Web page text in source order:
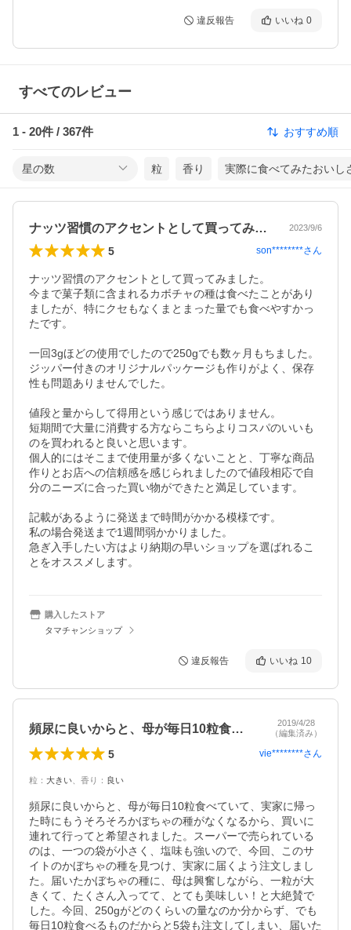
違反報告 いいね 0
すべてのレビュー
1 - 20件 / 367件 おすすめ順
星の数 粒 香り 実際に食べてみたおいし
ナッツ習慣のアクセントとして買ってみま… 2023/9/6
5 son********さん
ナッツ習慣のアクセントとして買ってみました。
今まで菓子類に含まれるカボチャの種は食べたことがあり
ましたが、特にクセもなくまとまった量でも食べやすかっ
たです。
一回3gほどの使用でしたので250gでも数ヶ月もちました。
ジッパー付きのオリジナルパッケージも作りがよく、保存
性も問題ありませんでした。
値段と量からして得用という感じではありません。
短期間で大量に消費する方ならこちらよりコスパのいいも
のを買われると良いと思います。
個人的にはそこまで使用量が多くないことと、丁寧な商品
作りとお店への信頼感を感じられましたので値段相応で自
分のニーズに合った買い物ができたと満足しています。
記載があるように発送まで時間がかかる模様です。
私の場合発送まで1週間弱かかりました。
急ぎ入手したい方はより納期の早いショップを選ばれるこ
とをオススメします。
購入したストア
タマチャンショップ
違反報告 いいね 10
頻尿に良いからと、母が毎日10粒食べて…
2019/4/28
（編集済み）
5 vie********さん
粒 ： 大きい 香り ： 良い
頻尿に良いからと、母が毎日10粒食べていて、実家に帰っ
た時にもうそろそろかぼちゃの種がなくなるから、買いに
連れて行ってと希望されました。スーパーで売られている
のは、一つの袋が小さく、塩味も強いので、今回、このサ
イトのかぼちゃの種を見つけ、実家に届くよう注文しまし
た。届いたかぼちゃの種に、母は興奮しながら、一粒が大
きくて、たくさん入ってて、とても美味しい！と大絶賛で
した。今回、250gがどのくらいの量なのか分からず、でも
毎日10粒食べるものだからと5袋も注文してしまい、届いた